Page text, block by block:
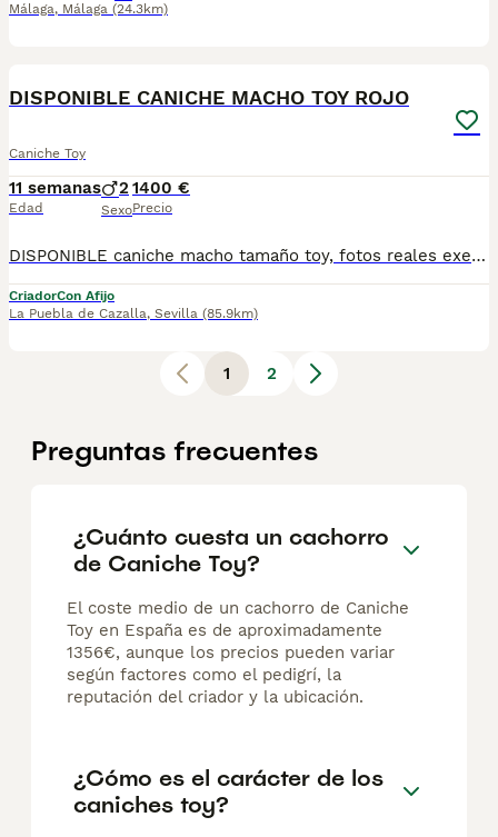
Málaga, Málaga (24.3km)
DISPONIBLE CANICHE MACHO TOY ROJO
Caniche Toy
11 semanas
Edad
2
Sexo
1400 €
Precio
DISPONIBLE caniche macho tamaño toy, fotos reales exelente linea. criado en ambiente familiar muy cariñoso y jugueton se entrega con cartilla veterinaria desparacitado con sus vacunas correspondiente a su eda y enseñado hacer sus necesidades en empapadera. muy sociable con otras razas. Nos encontramos en sevilla se realizan envíos a cualquier parte de España más información por WhatsApp o llamadas 602 21 21 86
CriadorCon Afijo
La Puebla de Cazalla, Sevilla (85.9km)
1 2
Preguntas frecuentes
¿Cuánto cuesta un cachorro
de Caniche Toy?
El coste medio de un cachorro de Caniche
Toy en España es de aproximadamente
1356€, aunque los precios pueden variar
según factores como el pedigrí, la
reputación del criador y la ubicación.
¿Cómo es el carácter de los
caniches toy?